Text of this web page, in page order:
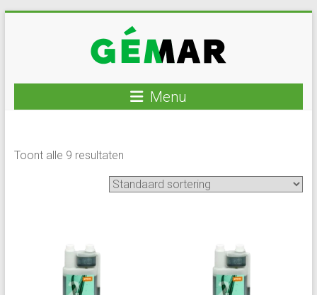
GEMAR
rijplaten
Menu
Toont alle 9 resultaten